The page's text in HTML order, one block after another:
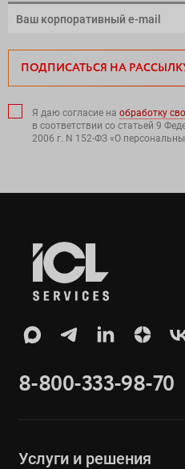
ПОДПИСАТЬСЯ НА
Я даю согласие на обработку
в соответствии со статьей 9
2006 г. N 152-ФЗ «О
8-800-333-98-70
Услуги и решения